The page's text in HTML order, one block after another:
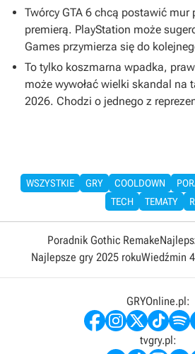
Twórcy GTA 6 chcą postawić
premierą. PlayStation może
Games przymierza się do
To tylko koszmarna wpadka,
może wywołać wielki skandal na
2026. Chodzi o jednego z
WSZYSTKIE GRY COOLDOWN
TECH
TEMATY
Poradnik Gothic Remake
Najlepsze gry 2025 rokuWiedźmin 4
GRYOnline.pl:
tvgry.pl: